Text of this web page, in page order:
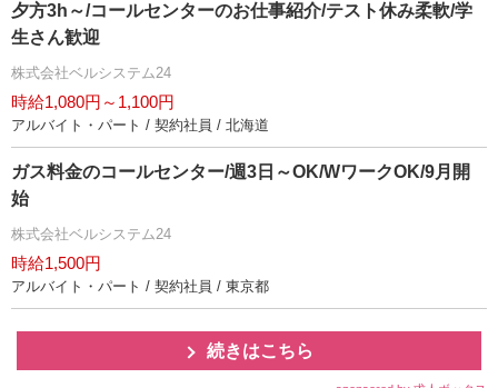
夕方3h～/コールセンターのお仕事紹介/テスト休み柔軟/学
生さん歓迎
株式会社ベルシステム24
時給1,080円～1,100円
アルバイト・パート / 契約社員 / 北海道
ガス料金のコールセンター/週3日～OK/WワークOK/9月開
始
株式会社ベルシステム24
時給1,500円
アルバイト・パート / 契約社員 / 東京都
続きはこちら